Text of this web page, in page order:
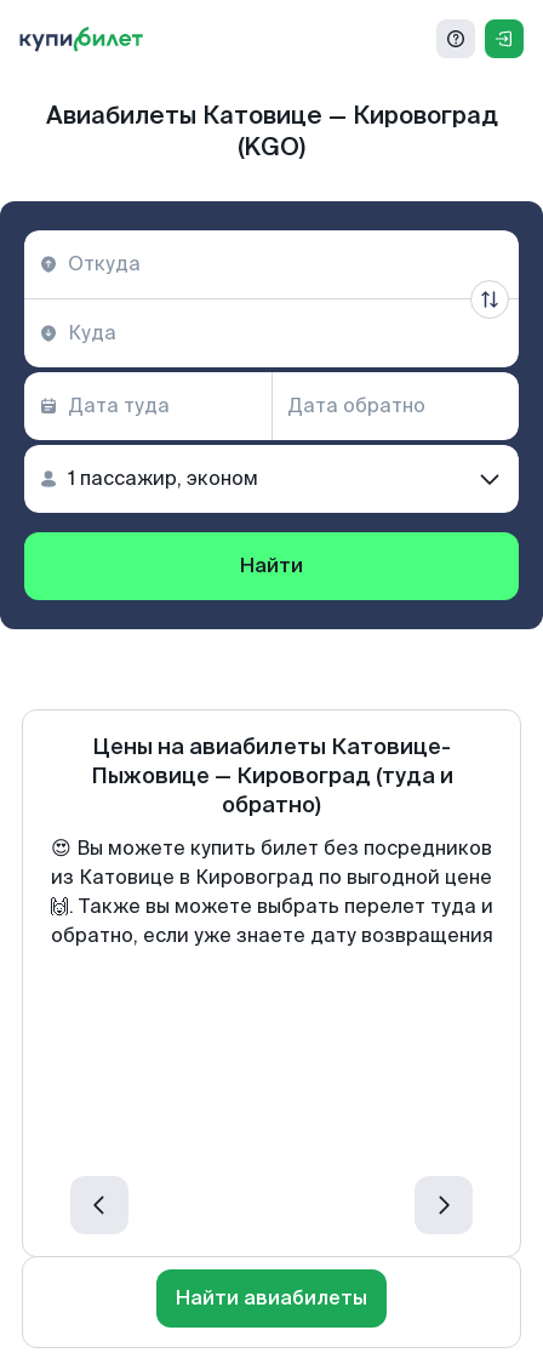
Авиабилеты Катовице — Кировоград
(KGO)
Найти
Цены на авиабилеты Катовице-
Пыжовице — Кировоград (туда и
обратно)
😍 Вы можете купить билет без посредников
из Катовице в Кировоград по выгодной цене
🙌. Также вы можете выбрать перелет туда и
обратно, если уже знаете дату возвращения
Найти авиабилеты